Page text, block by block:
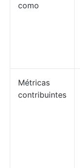
como
Métricas
contribuintes